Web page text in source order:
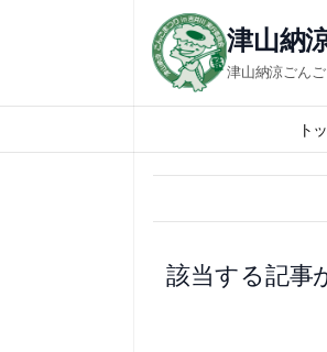
ス
キ
津山納
津山納涼ごん
ト
該当する記事